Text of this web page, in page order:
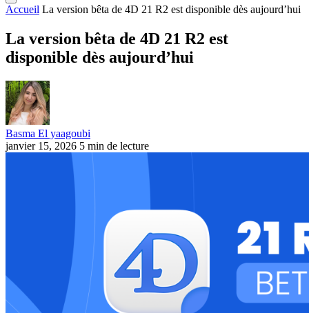
Accueil La version bêta de 4D 21 R2 est disponible dès aujourd’hui
La version bêta de 4D 21 R2 est
disponible dès aujourd’hui
Basma El yaagoubi
janvier 15, 2026 5 min de lecture